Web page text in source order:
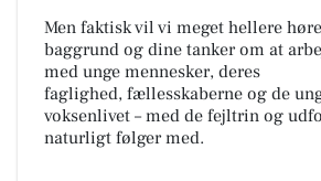
Men faktisk vil vi meget hellere
baggrund og dine tanker om at
med unge mennesker, deres
faglighed, fællesskaberne og de
voksenlivet – med de fejltrin og
naturligt følger med.